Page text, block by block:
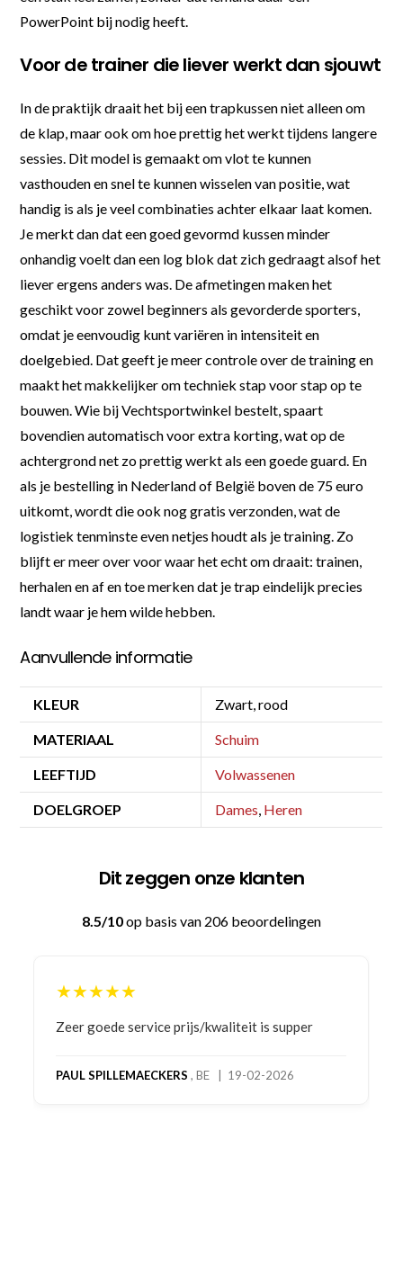
PowerPoint bij nodig heeft.
Voor de trainer die liever werkt dan sjouwt
In de praktijk draait het bij een trapkussen niet alleen om
de klap, maar ook om hoe prettig het werkt tijdens langere
sessies. Dit model is gemaakt om vlot te kunnen
vasthouden en snel te kunnen wisselen van positie, wat
handig is als je veel combinaties achter elkaar laat komen.
Je merkt dan dat een goed gevormd kussen minder
onhandig voelt dan een log blok dat zich gedraagt alsof het
liever ergens anders was. De afmetingen maken het
geschikt voor zowel beginners als gevorderde sporters,
omdat je eenvoudig kunt variëren in intensiteit en
doelgebied. Dat geeft je meer controle over de training en
maakt het makkelijker om techniek stap voor stap op te
bouwen. Wie bij Vechtsportwinkel bestelt, spaart
bovendien automatisch voor extra korting, wat op de
achtergrond net zo prettig werkt als een goede guard. En
als je bestelling in Nederland of België boven de 75 euro
uitkomt, wordt die ook nog gratis verzonden, wat de
logistiek tenminste even netjes houdt als je training. Zo
blijft er meer over voor waar het echt om draait: trainen,
herhalen en af en toe merken dat je trap eindelijk precies
landt waar je hem wilde hebben.
Aanvullende informatie
KLEUR Zwart, rood
MATERIAAL Schuim
LEEFTIJD Volwassenen
DOELGROEP Dames, Heren
Dit zeggen onze klanten
8.5/10op basis van 206 beoordelingen
★★★★★
Bestelling gedaan vanwege goede prijzen en
bestelling al ontvangen met gifts, waardoor je